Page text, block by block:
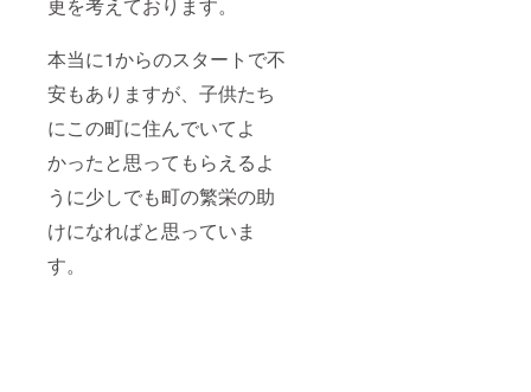
更を考えております。
本当に1からのスタートで不
安もありますが、子供たち
にこの町に住んでいてよ
かったと思ってもらえるよ
うに少しでも町の繁栄の助
けになればと思っていま
す。